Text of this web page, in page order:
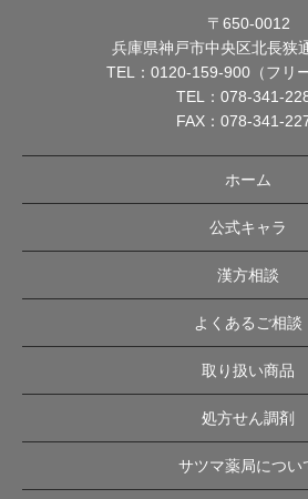
〒650-0012
兵庫県神戸市中央区北長狭
TEL： 0120-159-900（フリ
TEL： 078-341-
FAX：078-341-
ホーム
公式キャラ
漢方相談
よくあるご相談
取り扱い商品
処方せん調剤
サツマ薬局につい